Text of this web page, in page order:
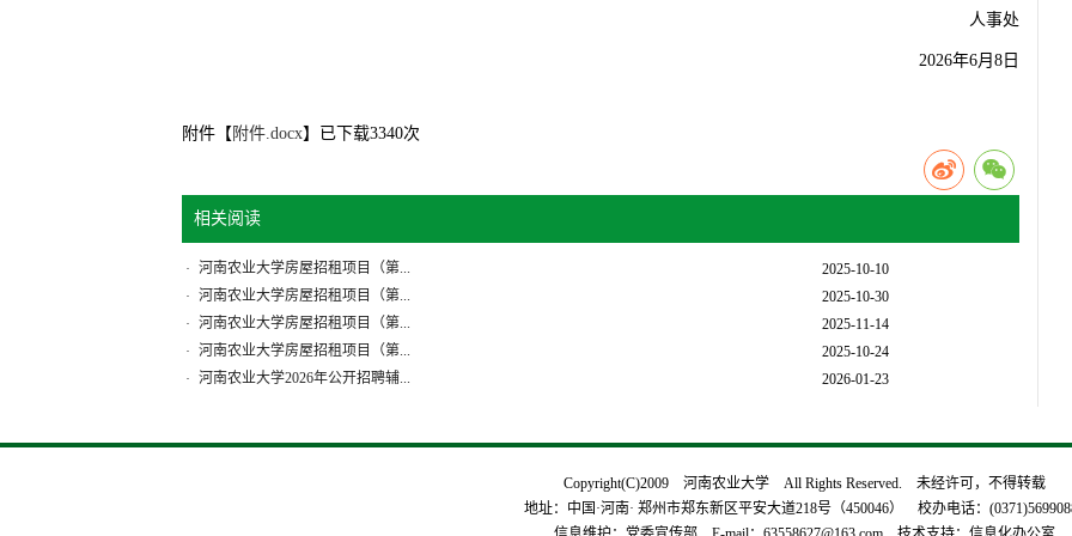
人事处
2026年6月8日
附件【 附件.docx】已下载3340次
相关阅读
· 河南农业大学房屋招租项目（第...
2025-10-10
· 河南农业大学房屋招租项目（第...
2025-10-30
· 河南农业大学房屋招租项目（第...
2025-11-14
· 河南农业大学房屋招租项目（第...
2025-10-24
· 河南农业大学2026年公开招聘辅... 2026-01-23
Copyright(C)2009 河南农业大学 All Rights Reserved. 未经许可，不得转载
地址：中国·河南· 郑州市郑东新区平安大道218号（450046） 校办电话：